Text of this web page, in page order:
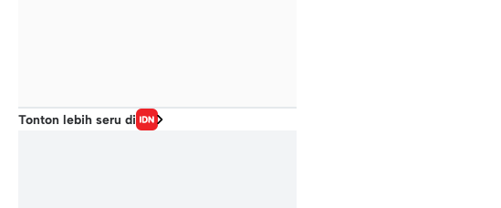
Tonton lebih seru di